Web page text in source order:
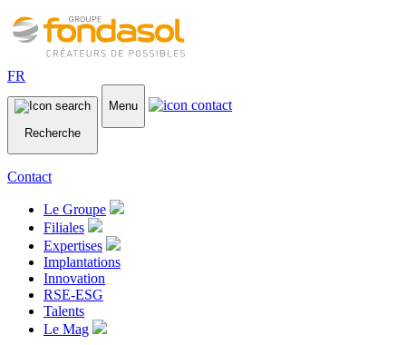
FR
Recherche
Menu
Contact
Le Groupe
Filiales
Expertises
Implantations
Innovation
RSE-ESG
Talents
Le Mag